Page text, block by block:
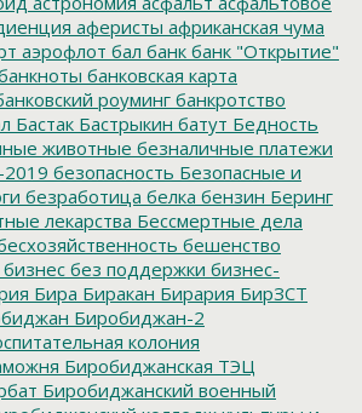
аферисты африканская чума
аэрофлот бал банк банк "Открытие"
банковская карта
роуминг банкротство
Бастак Бастрыкин батут Бедность
животные безналичные платежи
2019 безопасность Безопасные и
безработица белка бензин Беринг
лекарства Бессмертные дела
бешенство
бизнес без поддержки бизнес-
Бира Биракан Бирария БирЗСТ
Биробиджан-2
колония
Биробиджанская ТЭЦ
Биробиджанский военный